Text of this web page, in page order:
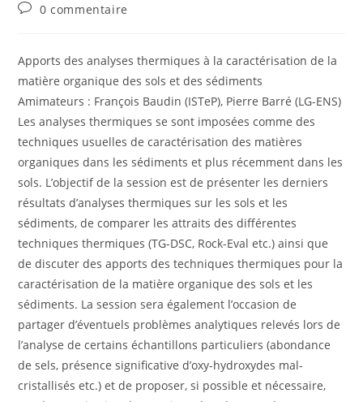
0 commentaire
Apports des analyses thermiques à la caractérisation de la
matière organique des sols et des sédiments
Amimateurs : François Baudin (ISTeP), Pierre Barré (LG-ENS)
Les analyses thermiques se sont imposées comme des
techniques usuelles de caractérisation des matières
organiques dans les sédiments et plus récemment dans les
sols. L’objectif de la session est de présenter les derniers
résultats d’analyses thermiques sur les sols et les
sédiments, de comparer les attraits des différentes
techniques thermiques (TG-DSC, Rock-Eval etc.) ainsi que
de discuter des apports des techniques thermiques pour la
caractérisation de la matière organique des sols et les
sédiments. La session sera également l’occasion de
partager d’éventuels problèmes analytiques relevés lors de
l’analyse de certains échantillons particuliers (abondance
de sels, présence significative d’oxy-hydroxydes mal-
cristallisés etc.) et de proposer, si possible et nécessaire,